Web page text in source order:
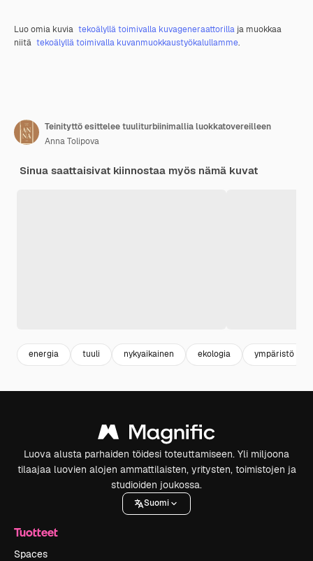
Luo omia kuvia tekoälyllä toimivalla kuvageneraattorilla ja muokkaa
niitä tekoälyllä toimivalla kuvanmuokkaustyökalullamme.
Teinityttö esittelee tuuliturbiinimallia luokkatovereilleen
Anna Tolipova
Sinua saattaisivat kiinnostaa myös nämä kuvat
energia tuuli nykyaikainen ekologia ympäristö
Luova alusta parhaiden töidesi toteuttamiseen. Yli miljoona
tilaajaa luovien alojen ammattilaisten, yritysten, toimistojen ja
studioiden joukossa.
Suomi
Tuotteet
Spaces